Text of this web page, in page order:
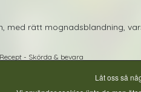
med rätt mognadsblandning,
Recept - Skörda & bevara
Låt oss så